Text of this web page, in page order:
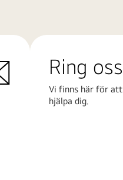
Ring oss
Vi finns här för att
hjälpa dig.